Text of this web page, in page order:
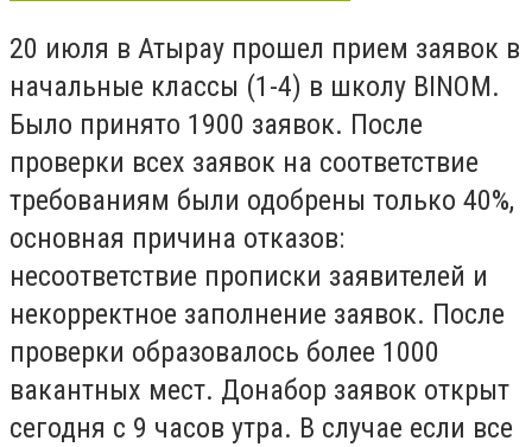
20 июля в Атырау прошел прием заявок в
начальные классы (1-4) в школу BINOM.
Было принято 1900 заявок. После
проверки всех заявок на соответствие
требованиям были одобрены только 40%,
основная причина отказов:
несоответствие прописки заявителей и
некорректное заполнение заявок. После
проверки образовалось более 1000
вакантных мест. Донабор заявок открыт
сегодня с 9 часов утра. В случае если все